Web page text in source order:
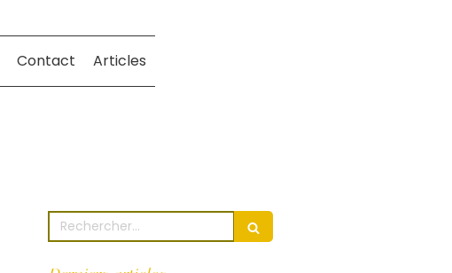
Contact Articles
Rechercher